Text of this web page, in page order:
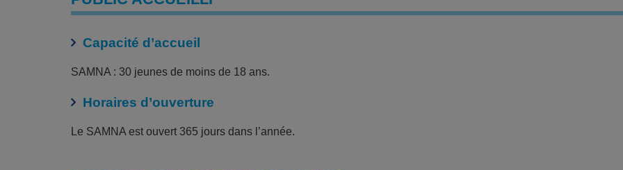
Capacité d’accueil
SAMNA : 30 jeunes de moins de 18 ans.
Horaires d’ouverture
Le SAMNA est ouvert 365 jours dans l’année.